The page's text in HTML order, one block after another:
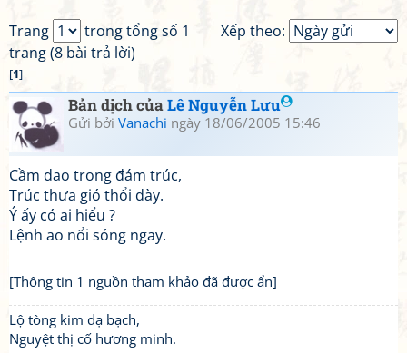
Xếp theo:
Trang
trong tổng số 1
trang (8 bài trả lời)
[1]
Bản dịch củaLê Nguyễn Lưu
Gửi bởi Vanachi ngày 18/06/2005 15:46
Cầm dao trong đám trúc,
Trúc thưa gió thổi dày.
Ý ấy có ai hiểu ?
Lệnh ao nổi sóng ngay.
[Thông tin 1 nguồn tham khảo đã được ẩn]
Lộ tòng kim dạ bạch,
Nguyệt thị cố hương minh.